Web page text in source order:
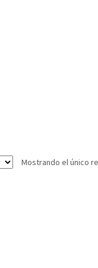
Mostrando el único